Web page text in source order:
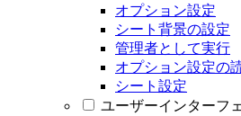
オプション設定
シート背景の設定
管理者として実行
オプション設定の
シート設定
ユーザーインターフ